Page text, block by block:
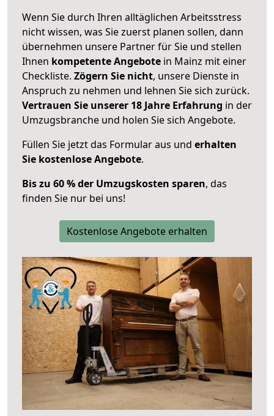
Wenn Sie durch Ihren alltäglichen Arbeitsstress
nicht wissen, was Sie zuerst planen sollen, dann
übernehmen unsere Partner für Sie und stellen
Ihnen kompetente Angebote in Mainz mit einer
Checkliste. Zögern Sie nicht, unsere Dienste in
Anspruch zu nehmen und lehnen Sie sich zurück.
Vertrauen Sie unserer 18 Jahre Erfahrung in der
Umzugsbranche und holen Sie sich Angebote.
Füllen Sie jetzt das Formular aus und erhalten
Sie kostenlose Angebote.
Bis zu 60 % der Umzugskosten sparen, das
finden Sie nur bei uns!
Kostenlose Angebote erhalten